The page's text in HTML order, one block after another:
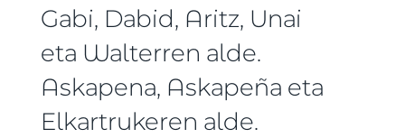
Gabi, Dabid, Aritz, Unai
eta Walterren alde.
Askapena, Askapeña eta
Elkartrukeren alde.